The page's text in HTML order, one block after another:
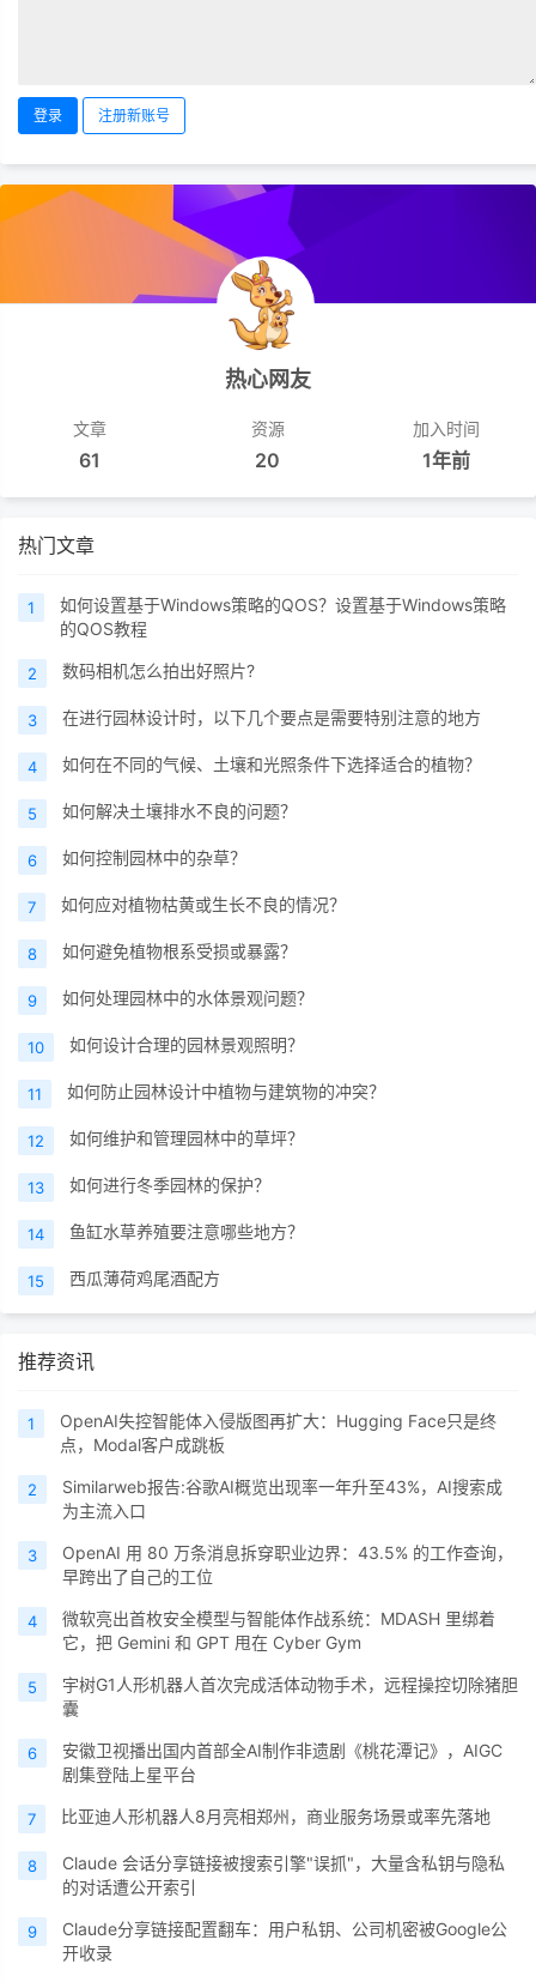
登录 注册新账号
热心网友
文章
61
资源
20
加入时间
1年前
热门文章
1
如何设置基于Windows策略的QOS？设置基于Windows策略
的QOS教程
2 数码相机怎么拍出好照片?
3 在进行园林设计时，以下几个要点是需要特别注意的地方
4 如何在不同的气候、土壤和光照条件下选择适合的植物？
5 如何解决土壤排水不良的问题？
6 如何控制园林中的杂草？
7 如何应对植物枯黄或生长不良的情况？
8 如何避免植物根系受损或暴露？
9 如何处理园林中的水体景观问题？
10 如何设计合理的园林景观照明？
11 如何防止园林设计中植物与建筑物的冲突？
12 如何维护和管理园林中的草坪？
13 如何进行冬季园林的保护？
14 鱼缸水草养殖要注意哪些地方？
15 西瓜薄荷鸡尾酒配方
推荐资讯
1
OpenAI失控智能体入侵版图再扩大：Hugging Face只是终
点，Modal客户成跳板
2
Similarweb报告:谷歌AI概览出现率一年升至43%，AI搜索成
为主流入口
3
OpenAI 用 80 万条消息拆穿职业边界：43.5% 的工作查询，
早跨出了自己的工位
4
微软亮出首枚安全模型与智能体作战系统：MDASH 里绑着
它，把 Gemini 和 GPT 甩在 Cyber Gym
5
宇树G1人形机器人首次完成活体动物手术，远程操控切除猪胆
囊
6
安徽卫视播出国内首部全AI制作非遗剧《桃花潭记》，AIGC
剧集登陆上星平台
7 比亚迪人形机器人8月亮相郑州，商业服务场景或率先落地
8
Claude 会话分享链接被搜索引擎"误抓"，大量含私钥与隐私
的对话遭公开索引
9
Claude分享链接配置翻车：用户私钥、公司机密被Google公
开收录